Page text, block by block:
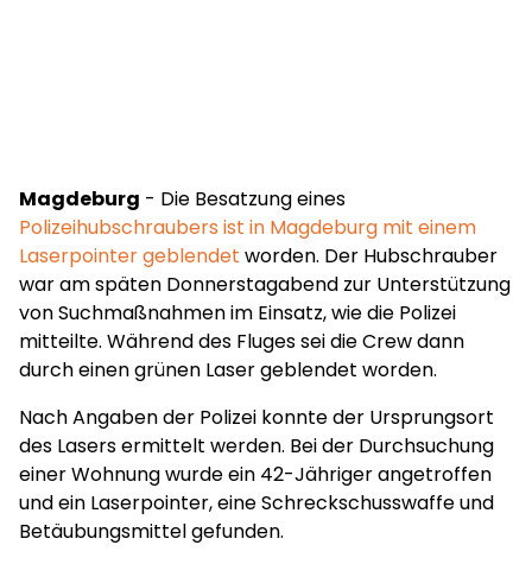
Magdeburg - Die Besatzung eines
Polizeihubschraubers ist in Magdeburg mit einem
Laserpointer geblendet worden. Der Hubschrauber
war am späten Donnerstagabend zur Unterstützung
von Suchmaßnahmen im Einsatz, wie die Polizei
mitteilte. Während des Fluges sei die Crew dann
durch einen grünen Laser geblendet worden.
Nach Angaben der Polizei konnte der Ursprungsort
des Lasers ermittelt werden. Bei der Durchsuchung
einer Wohnung wurde ein 42-Jähriger angetroffen
und ein Laserpointer, eine Schreckschusswaffe und
Betäubungsmittel gefunden.